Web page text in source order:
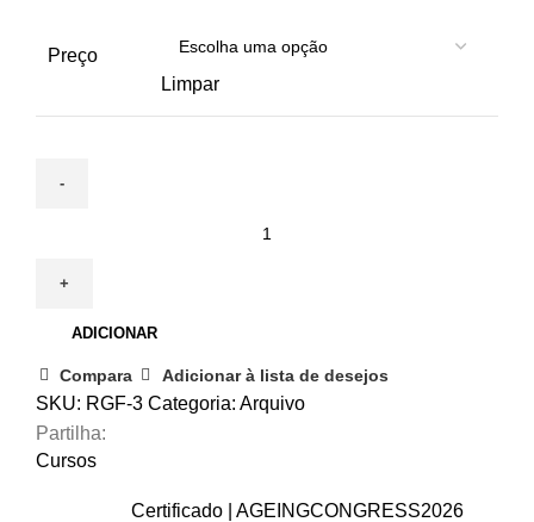
Preço
Limpar
Segurança
e
Saúde
no
ADICIONAR
Compara Adicionar à lista de desejos
SKU: RGF-3 Categoria: Arquivo
Partilha:
Cursos
Certificado | AGEINGCONGRESS2026